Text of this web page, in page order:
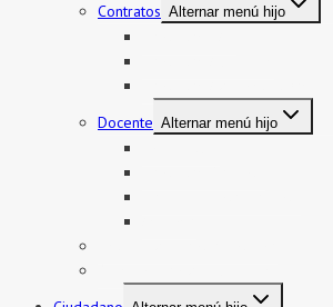
Contratos Alternar menú hijo
Docente Alternar menú hijo